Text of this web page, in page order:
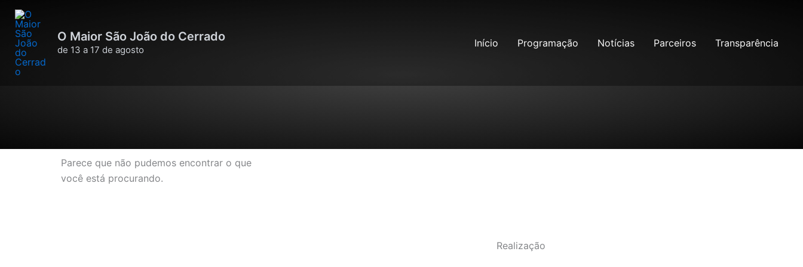
para
conteúdo
O Maior São João do Cerrado
de 13 a 17 de agosto
Início Programação Notícias Parceiros Transparência
Parece que não pudemos encontrar o que
você está procurando.
Realização